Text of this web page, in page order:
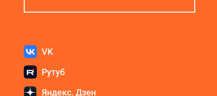
VK
Рутуб
Яндекс. Дзен